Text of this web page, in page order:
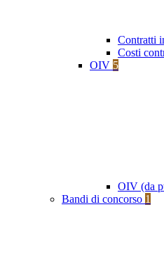
Contratti
Costi
OIV 5
OIV (da
Bandi di concorso 1